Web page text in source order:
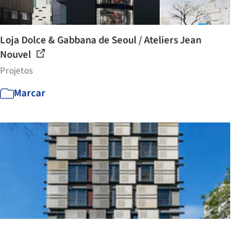
Loja Dolce & Gabbana de Seoul / Ateliers Jean
Nouvel
Projetos
Marcar